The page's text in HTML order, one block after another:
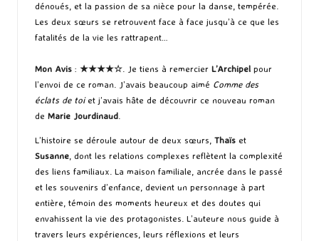
dénoués, et la passion de sa nièce pour la danse, tempérée.
Les deux sœurs se retrouvent face à face jusqu’à ce que les
fatalités de la vie les rattrapent…
Mon Avis : ★★★★☆. Je tiens à remercier L’Archipel pour
l’envoi de ce roman. J’avais beaucoup aimé Comme des
éclats de toiet j’avais hâte de découvrir ce nouveau roman
de Marie Jourdinaud.
L’histoire se déroule autour de deux sœurs, Thaïs et
Susanne, dont les relations complexes reflètent la complexité
des liens familiaux. La maison familiale, ancrée dans le passé
et les souvenirs d’enfance, devient un personnage à part
entière, témoin des moments heureux et des doutes qui
envahissent la vie des protagonistes. L’auteure nous guide à
travers leurs expériences, leurs réflexions et leurs